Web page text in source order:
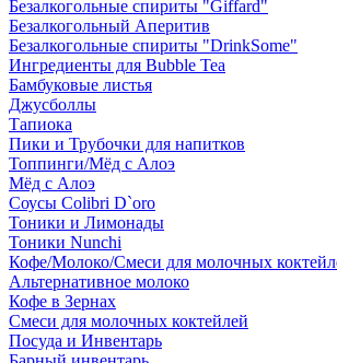
Безалкогольные спириты "Giffard"
Безалкогольный Аперитив
Безалкогольные спириты "DrinkSome"
Ингредиенты для Bubble Tea
Бамбуковые листья
Джусболлы
Тапиока
Пики и Трубочки для напитков
Топпинги/Мёд с Алоэ
Мёд с Алоэ
Соусы Colibri D`oro
Тоники и Лимонады
Тоники Nunchi
Кофе/Молоко/Смеси для молочных
Альтернативное молоко
Кофе в Зернах
Смеси для молочных коктейлей
Посуда и Инвентарь